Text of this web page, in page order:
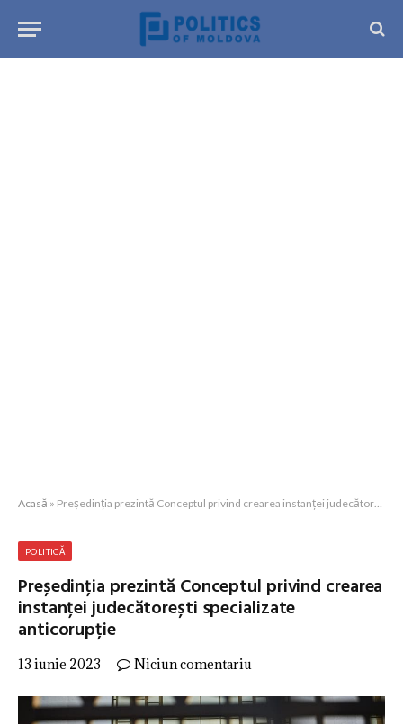
Acasă » Președinția prezintă Conceptul privind crearea instanței judecătorești specializate anticorupție
POLITICĂ
Președinția prezintă Conceptul privind crearea
instanței judecătorești specializate
anticorupție
13 iunie 2023 Niciun comentariu